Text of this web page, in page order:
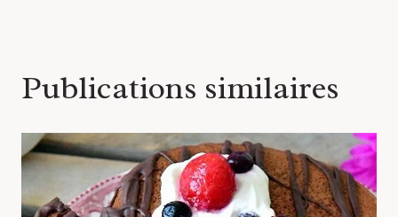
Publications similaires